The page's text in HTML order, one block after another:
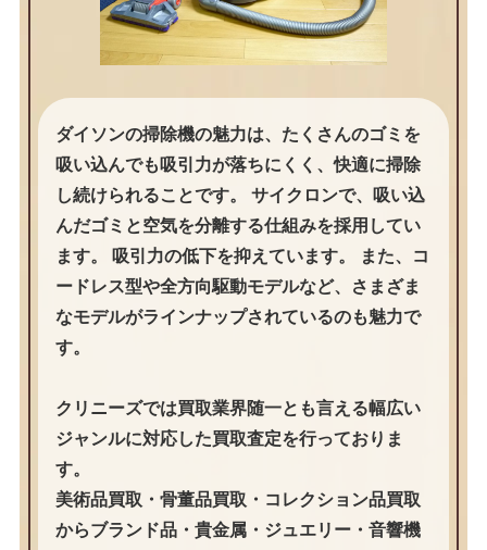
ダイソンの掃除機の魅力は、たくさんのゴミを
吸い込んでも吸引力が落ちにくく、快適に掃除
し続けられることです。 サイクロンで、吸い込
んだゴミと空気を分離する仕組みを採用してい
ます。 吸引力の低下を抑えています。 また、コ
ードレス型や全方向駆動モデルなど、さまざま
なモデルがラインナップされているのも魅力で
す。
クリニーズでは買取業界随一とも言える幅広い
ジャンルに対応した買取査定を行っておりま
す。
美術品買取・骨董品買取・コレクション品買取
からブランド品・貴金属・ジュエリー・音響機